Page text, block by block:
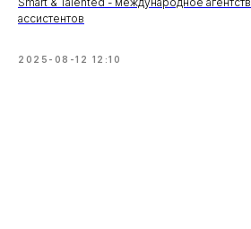
ассистентов
2025-08-12 12:10